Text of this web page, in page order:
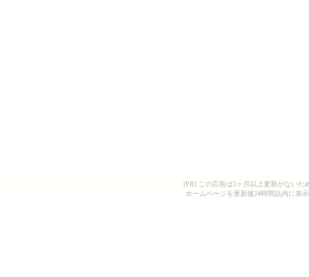
[PR] この広告は3ヶ月以上更新がないた
ホームページを更新後24時間以内に表